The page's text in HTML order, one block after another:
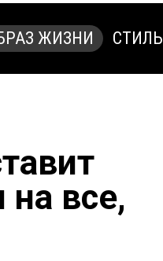
ЖИЗНИ СТИЛЬ
все,